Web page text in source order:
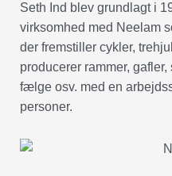
Seth Ind blev grundlagt i
virksomhed med Neelam
der fremstiller cykler,
producerer rammer,
fælge osv. med en
personer.